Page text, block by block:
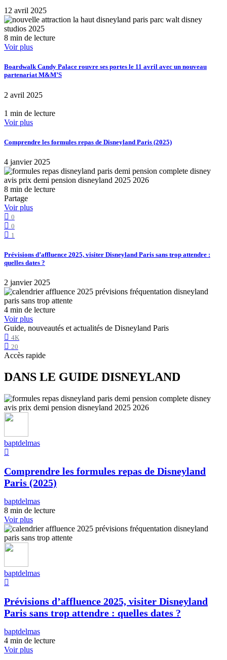
12 avril 2025
8 min de lecture
Voir plus
Boardwalk Candy Palace rouvre ses portes le 11 avril avec un nouveau
partenariat M&M’S
2 avril 2025
1 min de lecture
Voir plus
Comprendre les formules repas de Disneyland Paris (2025)
4 janvier 2025
8 min de lecture
Partage
Voir plus
0
0
1
Prévisions d’affluence 2025, visiter Disneyland Paris sans trop attendre :
quelles dates ?
2 janvier 2025
4 min de lecture
Voir plus
Guide, nouveautés et actualités de Disneyland Paris
4K
20
Accès rapide
DANS LE GUIDE DISNEYLAND
baptdelmas
Comprendre les formules repas de Disneyland
Paris (2025)
baptdelmas
8 min de lecture
Voir plus
baptdelmas
Prévisions d’affluence 2025, visiter Disneyland
Paris sans trop attendre : quelles dates ?
baptdelmas
4 min de lecture
Voir plus